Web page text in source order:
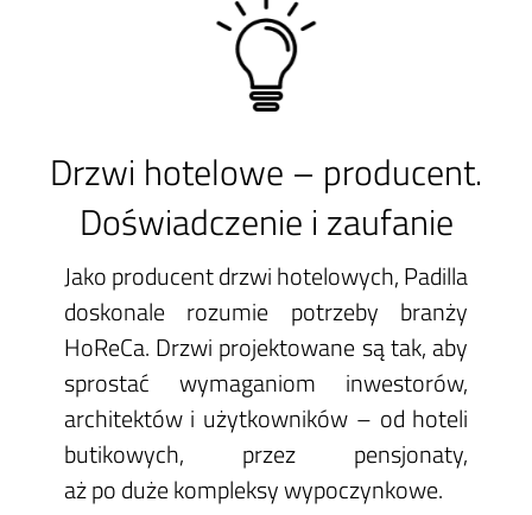
Drzwi hotelowe – producent.
Doświadczenie i zaufanie
Jako producent drzwi hotelowych, Padilla
doskonale rozumie potrzeby branży
HoReCa. Drzwi projektowane są tak, aby
sprostać wymaganiom inwestorów,
architektów i użytkowników – od hoteli
butikowych, przez pensjonaty,
aż po duże kompleksy wypoczynkowe.